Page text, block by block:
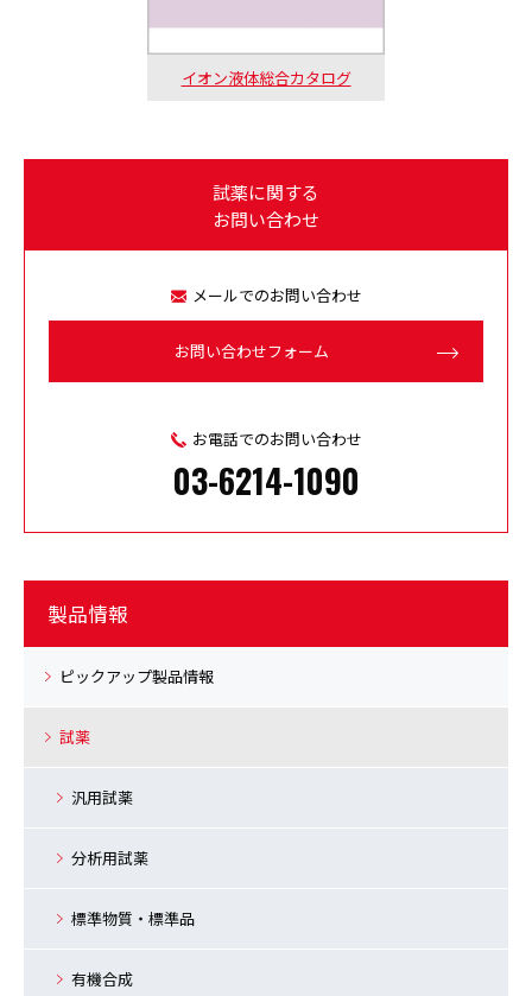
イオン液体総合カタログ
試薬に関する
お問い合わせ
メールでのお問い合わせ
お問い合わせフォーム
お電話でのお問い合わせ
03-6214-1090
製品情報
ピックアップ製品情報
試薬
汎用試薬
分析用試薬
標準物質・標準品
有機合成